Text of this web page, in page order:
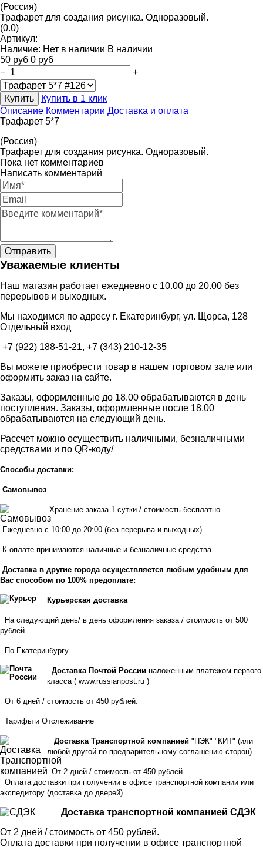
(Россия)
Трафарет для создания рисунка. Одноразовый.
(0.0)
Артикул:
Наличие: Нет в наличии В наличии
50 руб 0 руб
−
+
Купить
Купить в 1 клик
Описание Комментарии Доставка и оплата
Трафарет 5*7
(Россия)
Трафарет для создания рисунка. Одноразовый.
Пока нет комментариев
Написать комментарий
Уважаемые клиенты
Наш магазин работает ежедневно с 10.00 до 20.00 без
перерывов и выходных.
Мы находимся по адресу г. Екатеринбург, ул. Щорса, 128
Отдельный вход
+7 (922) 188-51-21, +7 (343) 210-12-35
Вы можете приобрести товар в нашем торговом зале или
оформить заказ на сайте.
Заказы, оформленные до 18.00 обрабатываются в день
поступления. Заказы, оформленные после 18.00
обрабатываются на следующий день.
Рассчет можно осуществить наличными, безналичными
средствами и по QR-коду/
Способы доставки:
Самовывоз
Хранение заказа 1 сутки / стоимость бесплатно
Ежедневно с 10:00 до 20:00 (без перерыва и выходных)
К оплате принимаются наличные и безналичные средства.
Доставка в другие города осуществляется любым удобным для
Вас способом по 100% предоплате:
Курьерская доставка
На следующий день/ в день оформления заказа / стоимость от 500
рублей.
По Екатеринбургу.
Доставка Почтой России наложенным платежом первого
класса ( www.russianpost.ru )
От 6 дней / стоимость от 450 рублей.
Тарифы и Отслеживание
Доставка Транспортной компанией "ПЭК" "КИТ" (или
любой другой по предварительному соглашению сторон).
От 2 дней / стоимость от 450 рублей.
Оплата доставки при получении в офисе транспортной компании или
экспедитору (доставка до дверей)
Доставка транспортной компанией СДЭК
От 2 дней / стоимость от 450 рублей.
Оплата доставки при получении в офисе транспортной